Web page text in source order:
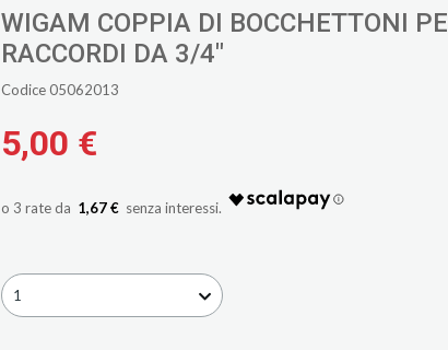
WIGAM COPPIA DI BOCCHETTONI
RACCORDI DA 3/4"
Codice 05062013
5,00 €
1,67 €
1